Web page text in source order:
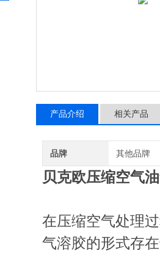
产品介绍 相关产品
品牌 其他品牌
贝克欧压缩空气
在压缩空气处理
气溶胶的形式存